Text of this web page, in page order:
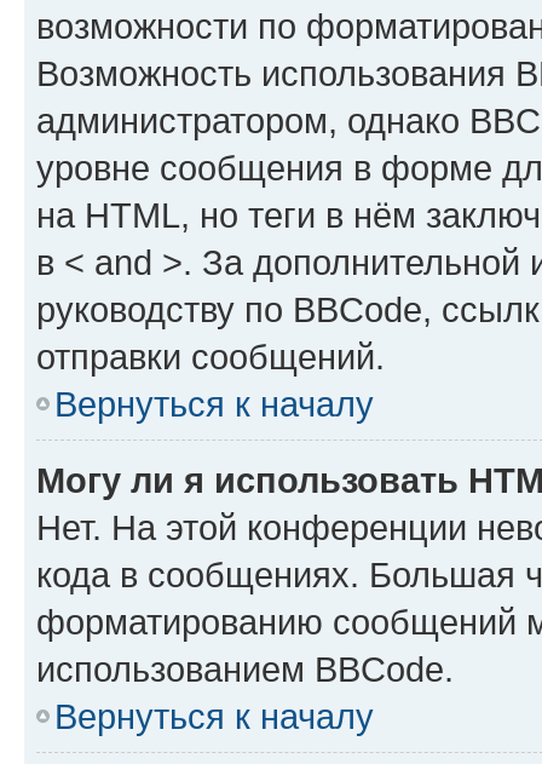
возможности по
Возможность использования
администратором, однако
уровне сообщения в форме
на HTML, но теги в нём
в < and >. За
руководству по BBCode,
отправки сообщений.
Вернуться к началу
Могу ли я использовать
Нет. На этой конференции
кода в сообщениях. Большая
форматированию сообщений
использованием BBCode.
Вернуться к началу